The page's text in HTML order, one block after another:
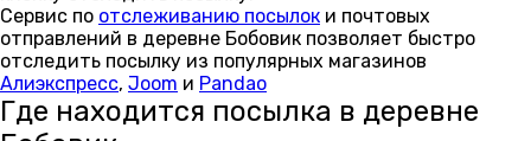
Сервис по отслеживанию посылок и почтовых
отправлений в деревне Бобовик позволяет быстро
отследить посылку из популярных магазинов
Алиэкспресс, Joom и Pandao
Где находится посылка в деревне